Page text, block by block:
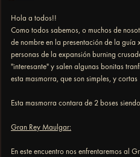
Hola a todos!!
Como todos sabemos, o muchos de
de nombre en la presentación de la guía
personas de la expansión burning
"interesante" y salen algunas bonitas
esta masmorra, que son simples, y cortas
Esta masmorra contara de 2 boses
Gran Rey Maulgar:
En este encuentro nos enfrentaremos al